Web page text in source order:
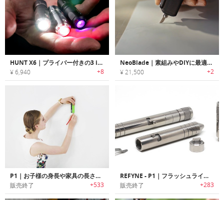
HUNT X6｜プライバー付きの3 in 1 LED懐中電灯
¥ 6,940 +8
NeoBlade｜素組みやDIYに最適な超音波カッター
¥ 21,500 +2
P1｜お子様の身長や家具の長さを瞬時に計測可能なレーザー式スマートメジャー「ピーワン」
販売終了 +533
REFYNE - P1｜フラッシュライト付きモジュール式チタンペン「リファインピーワン」
販売終了 +283